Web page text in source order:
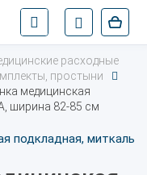
расходные
простыни
медицинская
ширина 82-85 см